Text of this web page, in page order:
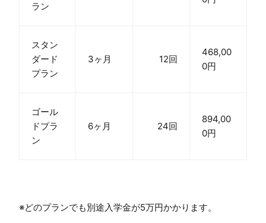
ラン
スタン
ダード
プラン
3ヶ月 12回
468,00
0円
ゴール
ドプラ
ン
6ヶ月 24回
894,00
0円
※どのプランでも別途入学金が5万円かかります。